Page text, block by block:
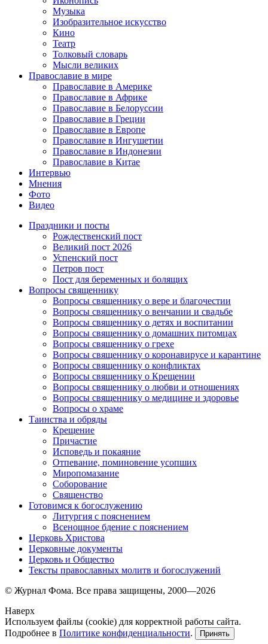
Музыка
Изобразительное искусство
Кино
Театр
Толковый словарь
Мысли великих
Православие в мире
Православие в Америке
Православие в Африке
Православие в Белоруссии
Православие в Греции
Православие в Европе
Православие в Ингушетии
Православие в Индонезии
Православие в Китае
Интервью
Мнения
Фото
Видео
Праздники и посты
Рождественский пост
Великий пост 2026
Успенский пост
Петров пост
Пост для беременных и болящих
Вопросы священнику
Вопросы священнику о вере и благочестии
Вопросы священнику о венчании и свадьбе
Вопросы священнику о детях и воспитании
Вопросы священнику о домашних питомцах
Вопросы священнику о грехе
Вопросы священнику о коронавирусе и карантине
Вопросы священнику о конфликтах
Вопросы священнику о Крещении
Вопросы священнику о любви и отношениях
Вопросы священнику о медицине и здоровье
Вопросы о храме
Таинства и обряды
Крещение
Причастие
Исповедь и покаяние
Отпевание, поминовение усопших
Миропомазание
Соборование
Священство
Готовимся к богослужению
Литургия с пояснением
Всенощное бдение с пояснением
Церковь Христова
Церковные документы
Церковь и Общество
Тексты православных молитв и богослужений
© Журнал Фома. Все права защищены, 2000—2026
Наверх
Используем файлы (cookie) для корректной работы сайта.
Подробнее в Политике конфиденциальности. Принять